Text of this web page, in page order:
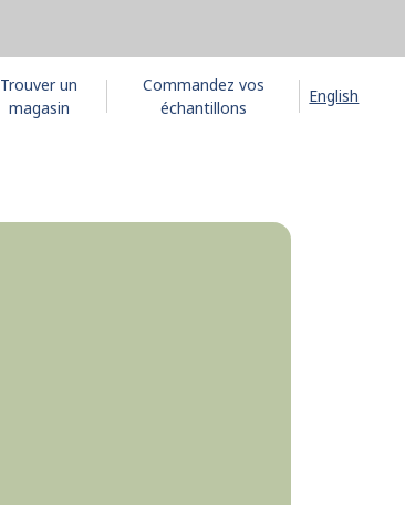
Trouver un
magasin
Commandez vos
échantillons
English